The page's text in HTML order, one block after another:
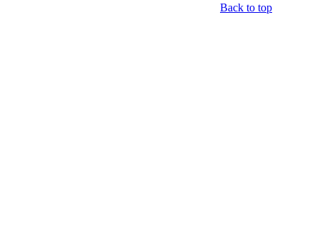
Back to top